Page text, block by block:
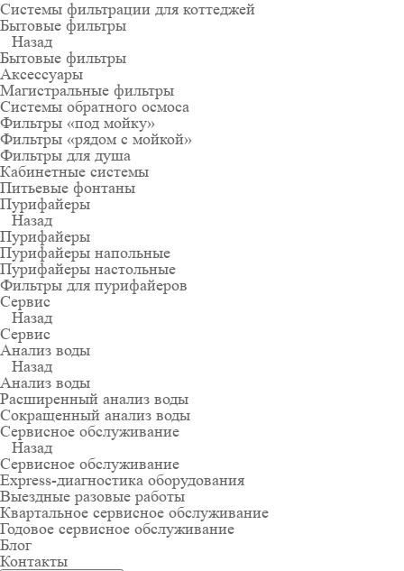
Системы фильтрации для коттеджей
Бытовые фильтры
Назад
Бытовые фильтры
Аксессуары
Магистральные фильтры
Системы обратного осмоса
Фильтры «под мойку»
Фильтры «рядом с мойкой»
Фильтры для душа
Кабинетные системы
Питьевые фонтаны
Пурифайеры
Назад
Пурифайеры
Пурифайеры напольные
Пурифайеры настольные
Фильтры для пурифайеров
Сервис
Назад
Сервис
Анализ воды
Назад
Анализ воды
Расширенный анализ воды
Сокращенный анализ воды
Сервисное обслуживание
Назад
Сервисное обслуживание
Express-диагностика оборудования
Выездные разовые работы
Квартальное сервисное обслуживание
Годовое сервисное обслуживание
Блог
Контакты